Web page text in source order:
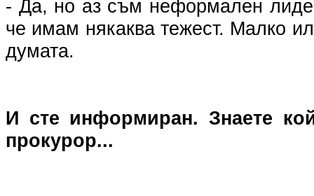
- Да, но аз съм неформален
че имам някаква тежест. Малко
думата.
И сте информиран. Знаете
прокурор...